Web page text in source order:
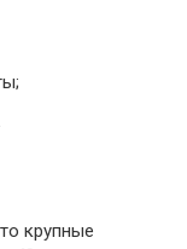
крупные